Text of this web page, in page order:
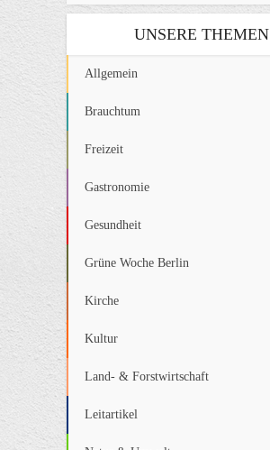
UNSERE THEMEN
Allgemein
Brauchtum
Freizeit
Gastronomie
Gesundheit
Grüne Woche Berlin
Kirche
Kultur
Land- & Forstwirtschaft
Leitartikel